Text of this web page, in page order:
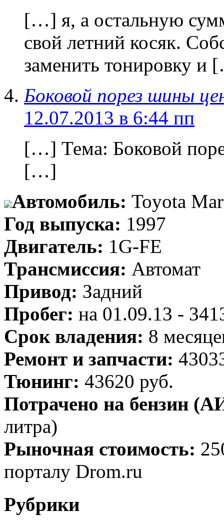
[…] я, а остальную
свой летний косяк.
заменить тонировку и
Боковой порез шины
12.07.2013 в 6:44 пп
[…] Тема: Боковой
[…]
Автомобиль: Toyota
Год выпуска: 1997
Двигатель: 1G-FE
Трансмиссия: Автомат
Привод: Задний
Пробег: на 01.09.13 -
Срок владения: 8
Ремонт и запчасти:
Тюнинг: 43620 руб.
Потрачено на бензин
литра)
Рыночная стоимость:
порталу Drom.ru
Рубрики